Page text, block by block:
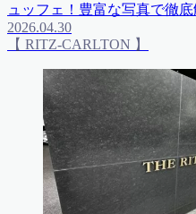
ュッフェ！豊富な写真で徹
2026.04.30
【 RITZ-CARLTON 】